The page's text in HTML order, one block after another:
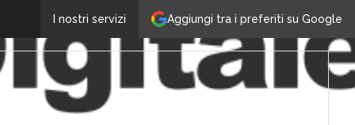
Aggiungi tra i preferiti su Google
I nostri servizi